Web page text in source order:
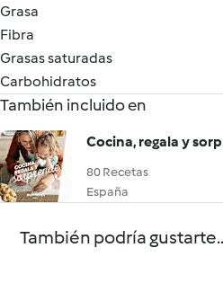
Grasa
Fibra
Grasas saturadas
Carbohidratos
También incluido en
Cocina, regala y
80 Recetas
España
También podría